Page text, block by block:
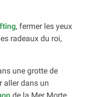
, fermer les yeux
radeaux du roi,
une grotte de
aller dans un